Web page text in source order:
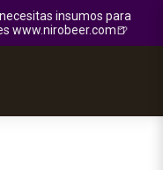
insumos para
www.nirobeer.com🍺